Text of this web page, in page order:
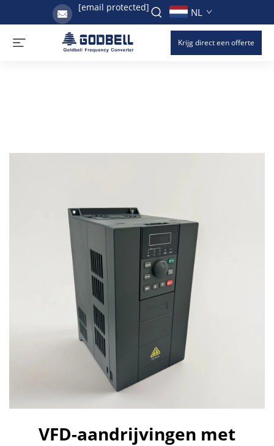
[email protected] NL
Krijg direct een offerte
VFD-aandrijvingen met